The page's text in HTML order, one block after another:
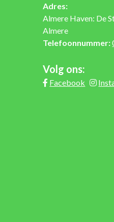
Adres:
Almere Haven: De
Almere
Telefoonnummer:
Volg ons:
Facebook